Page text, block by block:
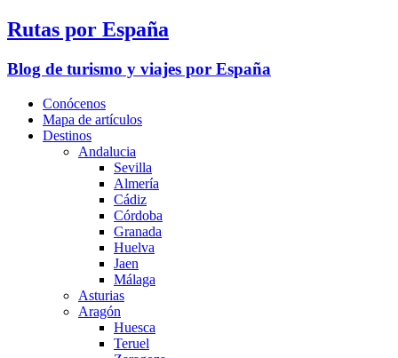
Rutas por España
Blog de turismo y viajes por España
Conócenos
Mapa de artículos
Destinos
Andalucia
Sevilla
Almería
Cádiz
Córdoba
Granada
Huelva
Jaen
Málaga
Asturias
Aragón
Huesca
Teruel